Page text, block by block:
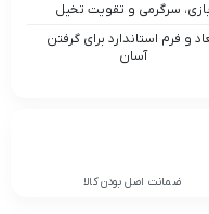
بازی، سرگرمی و تقویت تخیل
و فرم استاندارد برای گرفتن
آسان
ضمانت اصل بودن کالا